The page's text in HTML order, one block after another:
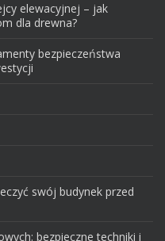
elewacyjnej – jak
dla drewna?
bezpieczeństwa
swój budynek przed
bezpieczne techniki i